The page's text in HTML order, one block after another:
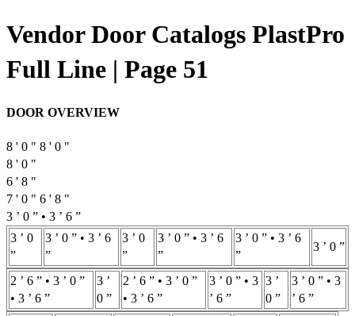
Vendor Door Catalogs PlastPro
Full Line | Page 51
DOOR OVERVIEW
8 ' 0 " 8 ' 0 "
8 ' 0 "
6 ' 8 "
7 ' 0 " 6 ' 8 "
3 ’ 0 ” • 3 ’ 6 ”
3 ’ 0
”
3 ’ 0 ” • 3 ’ 6
”
3 ’ 0
”
3 ’ 0 ” • 3 ’ 6
”
3 ’ 0 ” • 3 ’ 6
”
3 ’ 0 ”
2 ’ 6 ” • 3 ’ 0 ”
• 3 ’ 6 ”
3 ’
0 ”
2 ’ 6 ” • 3 ’ 0 ”
• 3 ’ 6 ”
3 ’ 0 ” • 3
’ 6 ”
3 ’
0 ”
3 ’ 0 ” • 3
’ 6 ”